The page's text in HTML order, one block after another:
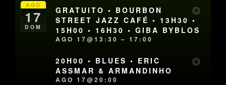
AGO
17
DOM
GRATUITO • BOURBON
STREET JAZZ CAFÉ • 13H30 •
15H00 • 16H30 • GIBA BYBLOS
AGO 17@13:30 – 17:00
20H00 • BLUES • ERIC
ASSMAR & ARMANDINHO
AGO 17@20:00